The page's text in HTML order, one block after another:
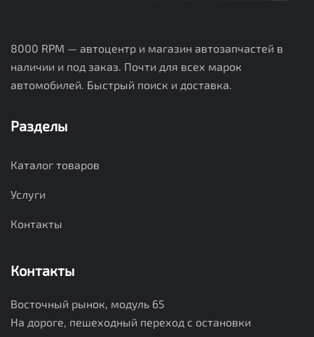
8000 RPM — автоцентр и магазин автозапчастей в
наличии и под заказ. Почти для всех марок
автомобилей. Быстрый поиск и доставка.
Разделы
Каталог товаров
Услуги
Контакты
Контакты
Восточный рынок, модуль 65
На дороге, пешеходный переход с остановки